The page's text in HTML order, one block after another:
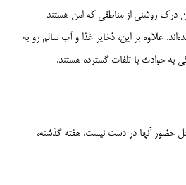
درک روشنی از مناطقی که امن هستند
علاوه بر این، ذخایر غذا و آب سالم رو به
به حوادث با تلفات گسترده هستند.
حضور آنها در دست نیست. هفته گذشته،